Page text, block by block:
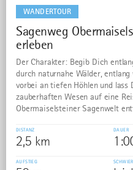
WANDERTOUR
12
Sagenweg
erleben
Der Charakter: Begib Dich
durch naturnahe Wälder, entlang
vorbei an tiefen Höhlen und lass
zauberhaften Wesen auf eine
Obermaiselsteiner Sagenwelt
DISTANZ
2,5 km
DAUER
AUFSTIEG
dazu